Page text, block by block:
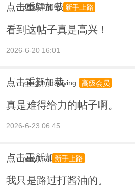
点击重新加载
地狱里的鸟 新手上路
看到这帖子真是高兴！
2026-6-20 16:01
点击重新加载
qingchunsuiying 高级会员
真是难得给力的帖子啊。
2026-6-23 06:45
点击重新加载
xiay163 新手上路
我只是路过打酱油的。